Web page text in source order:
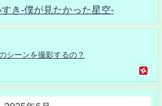
き-僕が見たかった星空-
シーンを撮影するの？